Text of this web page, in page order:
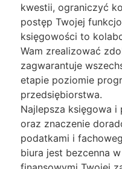
kwestii, ograniczyć
postęp Twojej
księgowości to
Wam zrealizować
zagwarantuje
etapie poziomie
przedsiębiorstwa.
Najlepsza księgowa
oraz znaczenie
podatkami i
biura jest bezcenna